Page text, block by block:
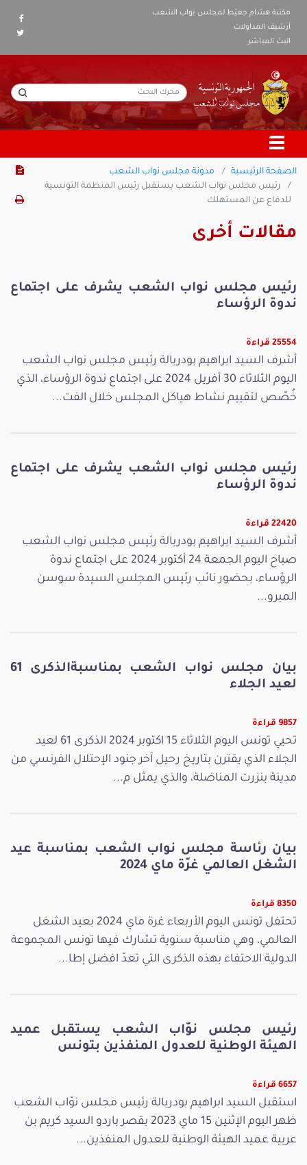
مكتبة هشام جعيّط لمجلس نواب الشعب
أرشيف المداولات
البث المباشر
الصفحة الرئيسية
مدونة مجلس نواب الشعب
رئيس مجلس نواب الشعب يستقبل رئيس المنظمة التونسية
للدفاع عن المستهلك
مقالات أخرى
رئيس مجلس نواب الشعب يشرف على اجتماع
ندوة الرؤساء
25554 قراءة
أشرف السيد ابراهيم بودربالة رئيس مجلس نواب الشعب
اليوم الثلاثاء 30 أفريل 2024 على اجتماع ندوة الرؤساء، الذي
خُصّص لتقييم نشاط هياكل المجلس خلال الفت...
رئيس مجلس نواب الشعب يشرف على اجتماع
ندوة الرؤساء
22420 قراءة
أشرف السيد ابراهيم بودربالة رئيس مجلس نواب الشعب
صباح اليوم الجمعة 24 أكتوبر 2024 على اجتماع ندوة
الرؤساء، بحضور نائب رئيس المجلس السيدة سوسن
المبرو...
بيان مجلس نواب الشعب بمناسبةالذكرى 61
لعيد الجلاء
9857 قراءة
تحيي تونس اليوم الثلاثاء 15 اكتوبر 2024 الذكرى 61 لعيد
الجلاء الذي يقترن بتاريخ رحيل آخر جنود الإحتلال الفرنسي من
مدينة بنزرت المناضلة، والذي يمثل م...
بيان رئاسة مجلس نواب الشعب بمناسبة عيد
الشغل العالمي غرّة ماي 2024
8350 قراءة
تحتفل تونس اليوم الأربعاء غرة ماي 2024 بعيد الشغل
العالمي، وهي مناسبة سنوية تشارك فيها تونس المجموعة
الدولية الاحتفاء بهذه الذكرى التي تعدّ افضل إطا...
رئيس مجلس نوّاب الشعب يستقبل عميد
الهيئة الوطنية للعدول المنفذين بتونس
6657 قراءة
استقبل السيد ابراهيم بودربالة رئيس مجلس نوّاب الشعب
ظهر اليوم الإثنين 15 ماي 2023 بقصر باردو السيد كريم بن
عربية عميد الهيئة الوطنية للعدول المنفذين...